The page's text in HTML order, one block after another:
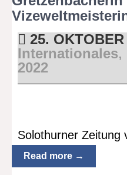
25. OKTOBER
Internationales,
2022
Solothurner Zeitung
Read more →